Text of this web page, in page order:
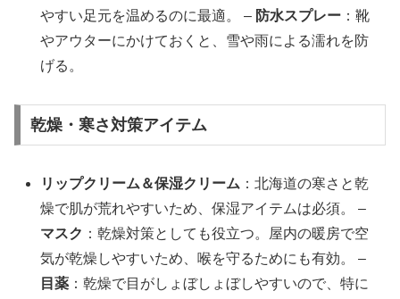
やすい足元を温めるのに最適。 – 防水スプレー ：靴
やアウターにかけておくと、雪や雨による濡れを防
げる。
乾燥・寒さ対策アイテム
リップクリーム＆保湿クリーム ：北海道の寒さと乾
燥で肌が荒れやすいため、保湿アイテムは必須。 –
マスク ：乾燥対策としても役立つ。屋内の暖房で空
気が乾燥しやすいため、喉を守るためにも有効。 –
目薬 ：乾燥で目がしょぼしょぼしやすいので、特に